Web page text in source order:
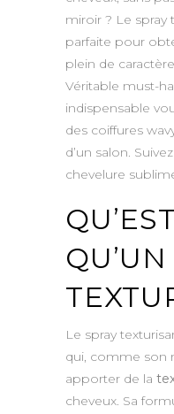
miroir ? Le spray
parfaite pour
plein de
Véritable must-
indispensable
des coiffures
d’un salon.
chevelure
Le spray
qui, comme son
apporter de la
cheveux. Sa